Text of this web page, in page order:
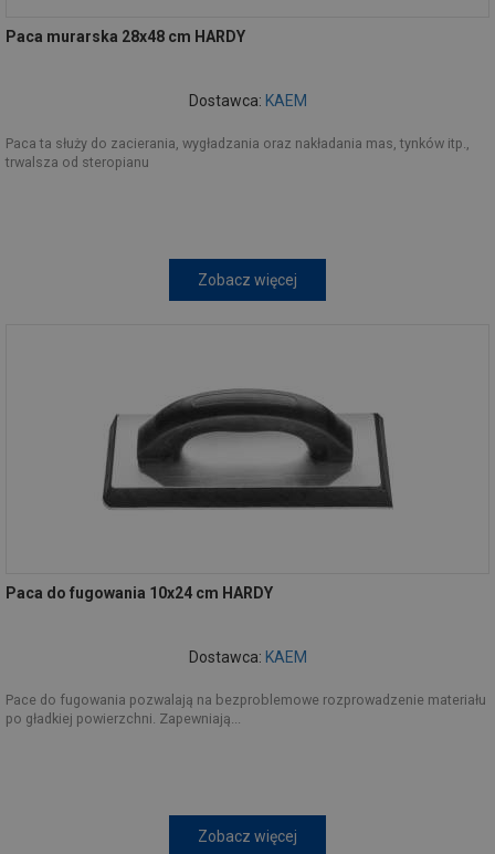
Paca murarska 28x48 cm HARDY
Dostawca: KAEM
Paca ta służy do zacierania, wygładzania oraz nakładania mas, tynków itp.,
trwalsza od steropianu
Zobacz więcej
Paca do fugowania 10x24 cm HARDY
Dostawca: KAEM
Pace do fugowania pozwalają na bezproblemowe rozprowadzenie materiału
po gładkiej powierzchni. Zapewniają...
Zobacz więcej